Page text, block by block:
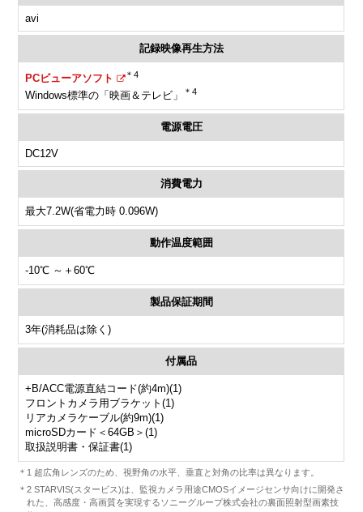
avi
記録映像再生方法
PCビューアソフト ＊4
Windows標準の「映画＆テレビ」 ＊4
電源電圧
DC12V
消費電力
最大7.2W(省電力時 0.096W)
動作温度範囲
-10℃ ～＋60℃
製品保証期間
3年(消耗品は除く)
付属品
+B/ACC電源直結コード(約4m)(1)
フロントカメラ用ブラケット(1)
リアカメラケーブル(約9m)(1)
microSDカード＜64GB＞(1)
取扱説明書・保証書(1)
＊1 超広角レンズのため、視野角の水平、垂直と対角の比率は異なります。
＊2 STARVIS(スタービス)は、監視カメラ用途CMOSイメージセンサ向けに開発さ
れた、高感度・高画質を実現するソニーグループ株式会社の裏面照射型画素技